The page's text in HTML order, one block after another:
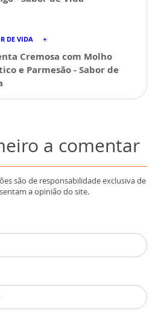
DE VIDA
Cremosa com Molho
e Parmesão - Sabor de
a comentar
são de responsabilidade exclusiva de
a opinião do site.